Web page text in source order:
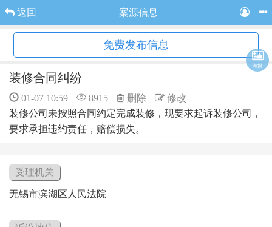
返回 案源信息
免费发布信息
装修合同纠纷
01-07 10:59 8915 删除
修改
装修公司未按照合同约定完成装修，现要求起诉装修公司，
要求承担违约责任，赔偿损失。
受理机关
无锡市滨湖区人民法院
海报